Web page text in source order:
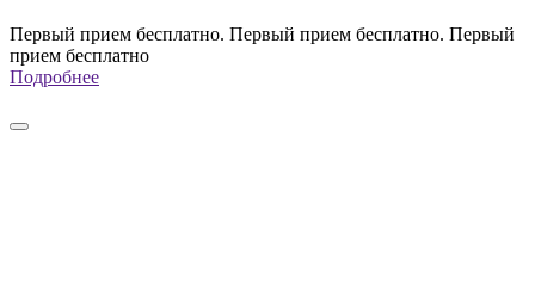
Первый прием бесплатно. Первый прием бесплатно. Первый
прием бесплатно
Подробнее